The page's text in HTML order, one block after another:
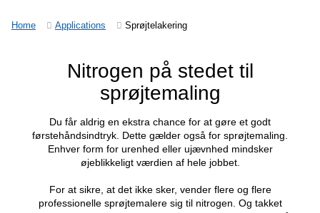
Nitrogen på stedet til
sprøjtemaling